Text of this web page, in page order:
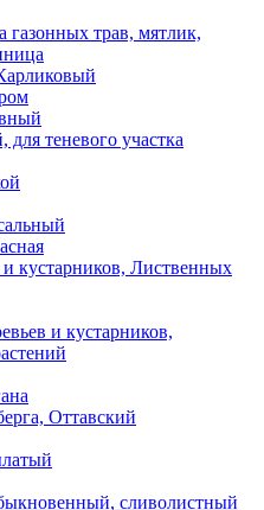
газонных трав, мятлик,
для теневого участка
кустарников, Лиственных
и кустарников,
Оттавский
сливолистный